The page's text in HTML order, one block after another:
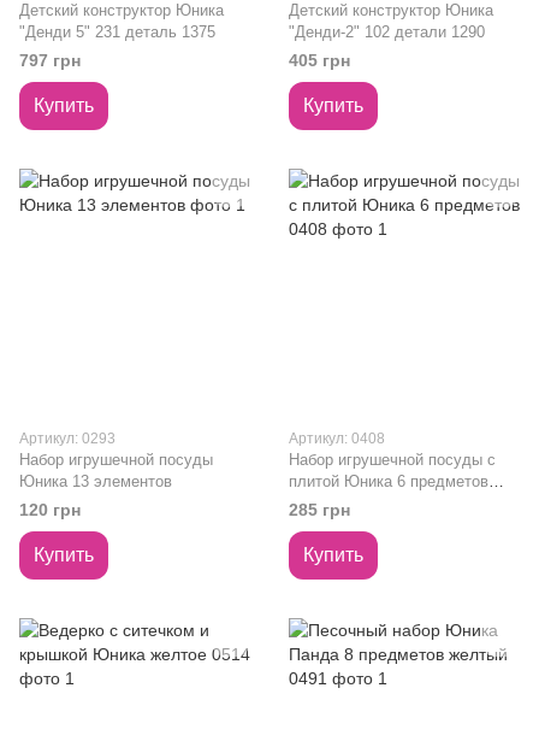
Детский конструктор Юника
"Денди 5" 231 деталь 1375
797 грн
Купить
Детский конструктор Юника
"Денди-2" 102 детали 1290
405 грн
Купить
Артикул: 0293
Набор игрушечной посуды
Юника 13 элементов
120 грн
Купить
Артикул: 0408
Набор игрушечной посуды с
плитой Юника 6 предметов
0408
285 грн
Купить